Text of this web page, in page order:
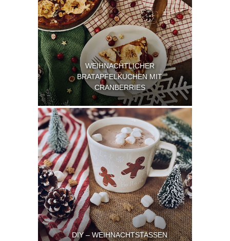
WEIHNACHTLICHER
BRATAPFELKUCHEN MIT
CRANBERRIES
DIY – WEIHNACHTSTASSEN